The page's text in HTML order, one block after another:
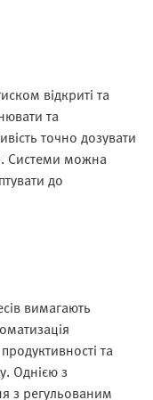
відкриті та
та
точно дозувати
Системи можна
до
вимагають
та
Однією з
з регульованим